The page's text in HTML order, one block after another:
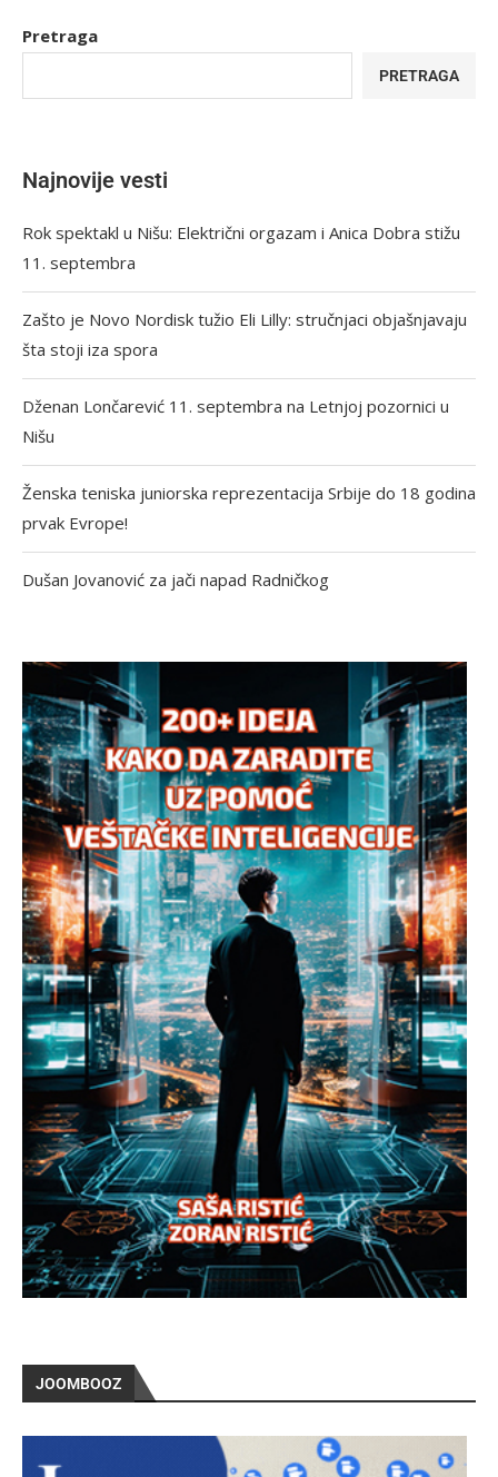
Pretraga
PRETRAGA
Najnovije vesti
Rok spektakl u Nišu: Električni orgazam i Anica Dobra stižu
11. septembra
Zašto je Novo Nordisk tužio Eli Lilly: stručnjaci objašnjavaju
šta stoji iza spora
Dženan Lončarević 11. septembra na Letnjoj pozornici u
Nišu
Ženska teniska juniorska reprezentacija Srbije do 18 godina
prvak Evrope!
Dušan Jovanović za jači napad Radničkog
JOOMBOOZ